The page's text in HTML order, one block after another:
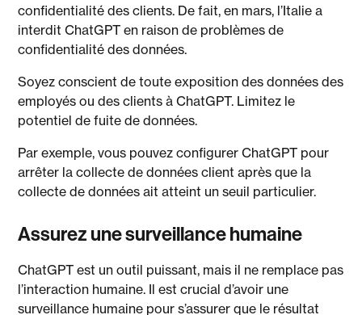
confidentialité des clients. De fait, en mars, l’Italie a
interdit ChatGPT en raison de problèmes de
confidentialité des données.
Soyez conscient de toute exposition des données des
employés ou des clients à ChatGPT. Limitez le
potentiel de fuite de données.
Par exemple, vous pouvez configurer ChatGPT pour
arrêter la collecte de données client après que la
collecte de données ait atteint un seuil particulier.
Assurez une surveillance humaine
ChatGPT est un outil puissant, mais il ne remplace pas
l’interaction humaine. Il est crucial d’avoir une
surveillance humaine pour s’assurer que le résultat